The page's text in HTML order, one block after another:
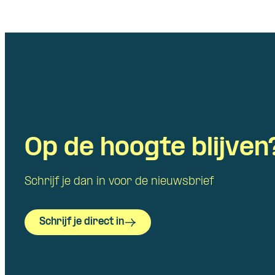
Op de hoogte
Schrijf je dan in voor de nieuwsbrief
Schrijf je direct in